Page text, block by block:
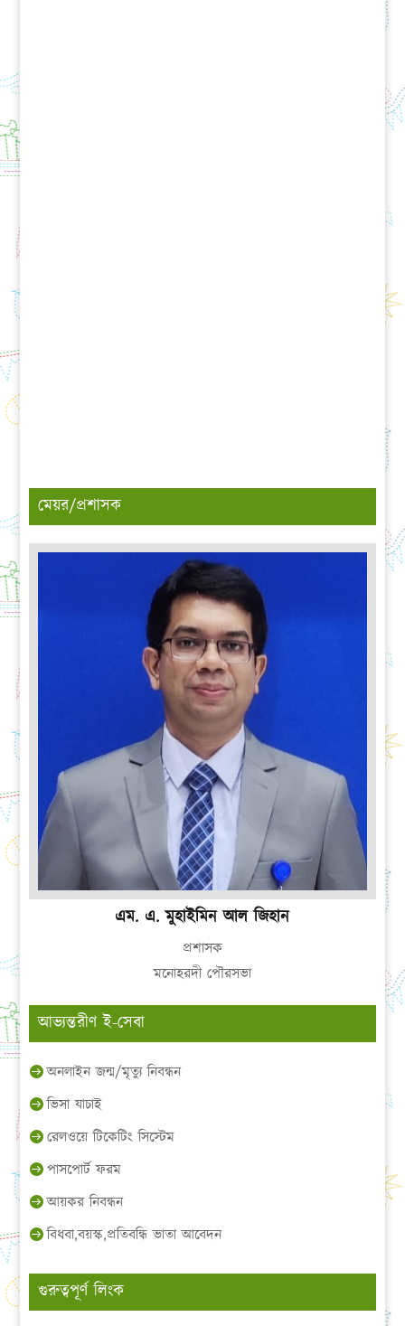
মেয়র/প্রশাসক
এম. এ. মুহাইমিন আল জিহান
প্রশাসক
মনোহরদী পৌরসভা
আভ্যন্তরীণ ই-সেবা
অনলাইন জন্ম/মৃত্যু নিবন্ধন
ভিসা যাচাই
রেলওয়ে টিকেটিং সিস্টেম
পাসপোর্ট ফরম
আয়কর নিবন্ধন
বিধবা,বয়স্ক,প্রতিবন্ধি ভাতা আবেদন
গুরুত্বপূর্ণ লিংক